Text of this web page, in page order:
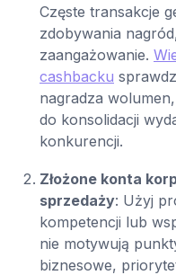
Częste transakcje
zdobywania
zaangażowanie.
cashbacku
nagradza
do konsolidacji
konkurencji.
Złożone konta
sprzedaży: Użyj
kompetencji lub
nie motywują
biznesowe,